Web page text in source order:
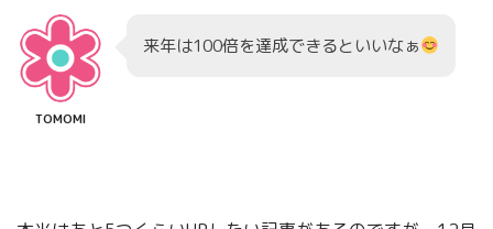
TOMOMI
来年は100倍を達成できるといいなぁ